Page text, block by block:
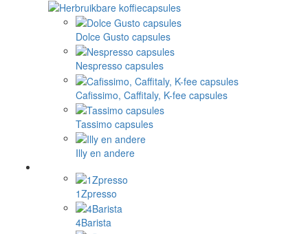
Dolce Gusto capsules
Nespresso capsules
Cafissimo, Caffitaly, K-fee capsules
Tassimo capsules
Illy en andere
1Zpresso
4Barista